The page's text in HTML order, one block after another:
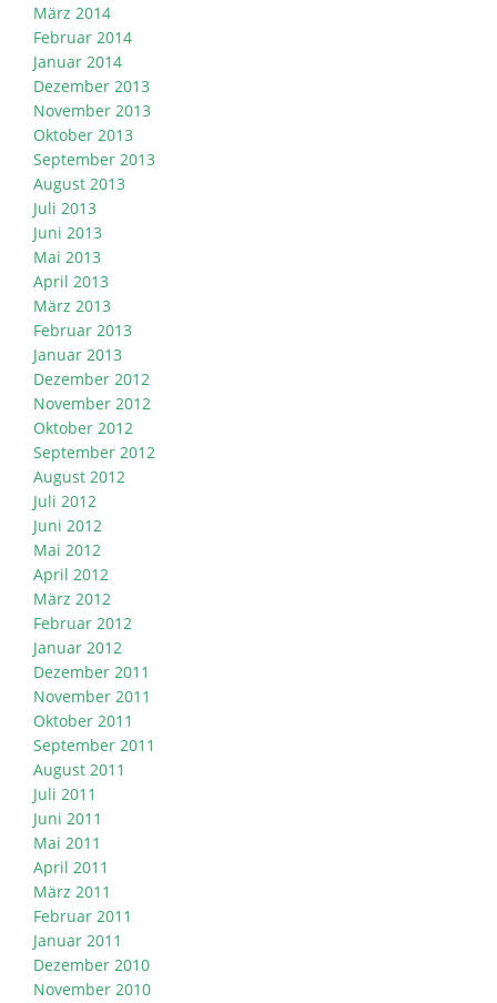
März 2014
Februar 2014
Januar 2014
Dezember 2013
November 2013
Oktober 2013
September 2013
August 2013
Juli 2013
Juni 2013
Mai 2013
April 2013
März 2013
Februar 2013
Januar 2013
Dezember 2012
November 2012
Oktober 2012
September 2012
August 2012
Juli 2012
Juni 2012
Mai 2012
April 2012
März 2012
Februar 2012
Januar 2012
Dezember 2011
November 2011
Oktober 2011
September 2011
August 2011
Juli 2011
Juni 2011
Mai 2011
April 2011
März 2011
Februar 2011
Januar 2011
Dezember 2010
November 2010